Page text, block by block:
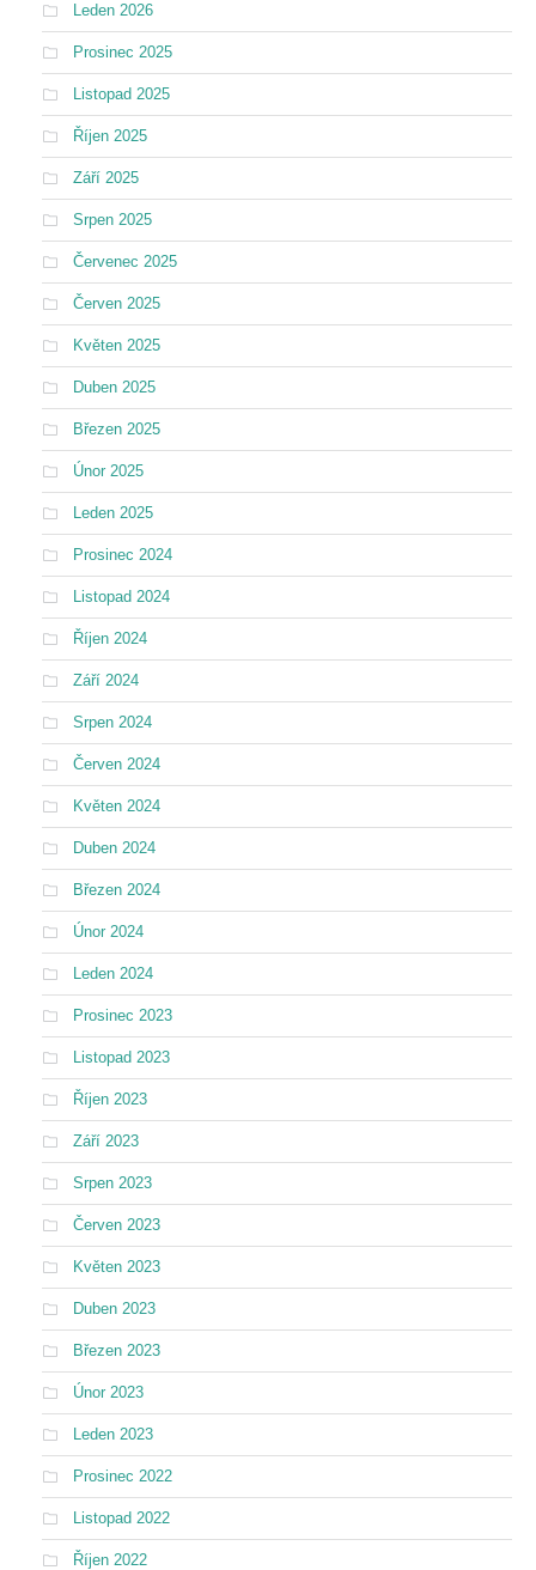
Leden 2026
Prosinec 2025
Listopad 2025
Říjen 2025
Září 2025
Srpen 2025
Červenec 2025
Červen 2025
Květen 2025
Duben 2025
Březen 2025
Únor 2025
Leden 2025
Prosinec 2024
Listopad 2024
Říjen 2024
Září 2024
Srpen 2024
Červen 2024
Květen 2024
Duben 2024
Březen 2024
Únor 2024
Leden 2024
Prosinec 2023
Listopad 2023
Říjen 2023
Září 2023
Srpen 2023
Červen 2023
Květen 2023
Duben 2023
Březen 2023
Únor 2023
Leden 2023
Prosinec 2022
Listopad 2022
Říjen 2022